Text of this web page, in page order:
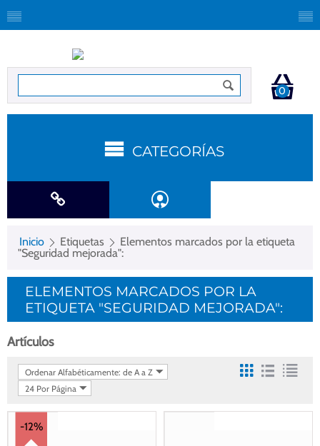
0
CATEGORÍAS
Inicio Etiquetas
Elementos marcados por la etiqueta
"Seguridad mejorada":
ELEMENTOS MARCADOS POR LA
ETIQUETA "SEGURIDAD MEJORADA":
Artículos
Ordenar Alfabéticamente: de A a Z
24 Por Página
-12%